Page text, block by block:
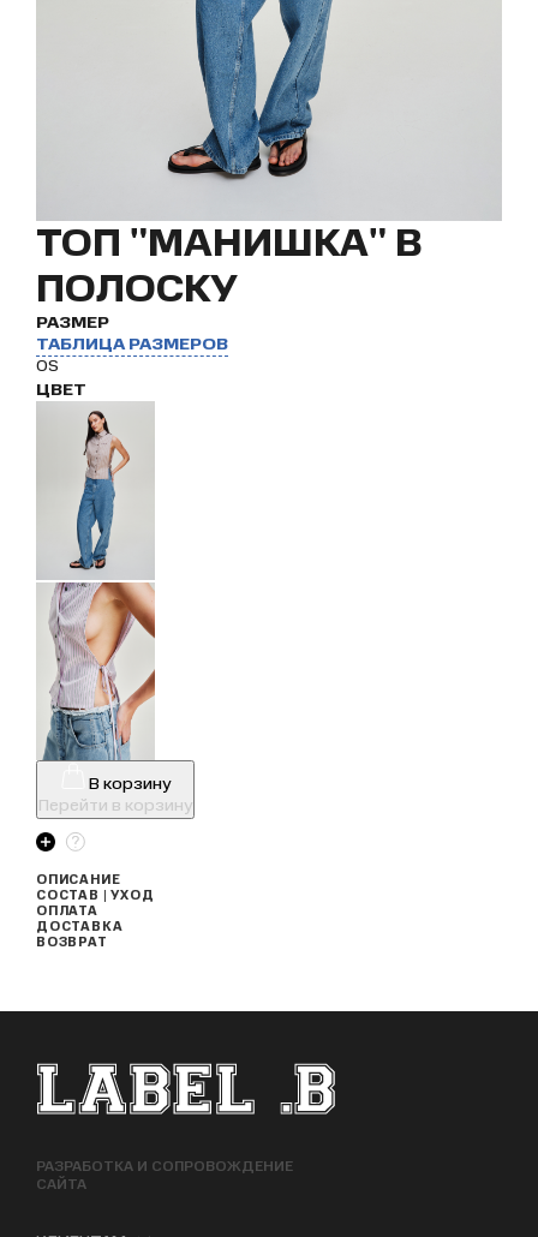
ТОП "МАНИШКА" В
ПОЛОСКУ
РАЗМЕР
ТАБЛИЦА РАЗМЕРОВ
OS
ЦВЕТ
В корзину
Перейти в корзину
ОПИСАНИЕ
СОСТАВ | УХОД
ОПЛАТА
ДОСТАВКА
ВОЗВРАТ
ФУТЕР САЙТА
РАЗРАБОТКА И СОПРОВОЖДЕНИЕ
САЙТА